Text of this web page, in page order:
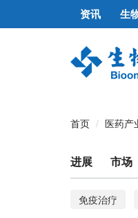
资讯 生
首页 医药产
进展 市场
免疫治疗